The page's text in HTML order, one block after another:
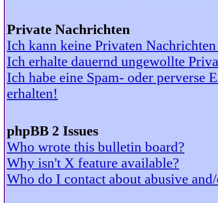
Private Nachrichten
Ich kann keine Privaten
Ich erhalte dauernd ungewollte
Ich habe eine Spam- oder perverse
erhalten!
phpBB 2 Issues
Who wrote this bulletin board?
Why isn't X feature available?
Who do I contact about abusive